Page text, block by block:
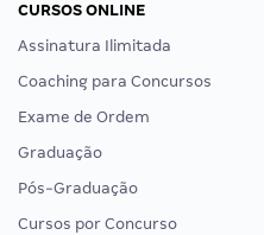
CURSOS ONLINE
Assinatura Ilimitada
Coaching para Concursos
Exame de Ordem
Graduação
Pós-Graduação
Cursos por Concurso